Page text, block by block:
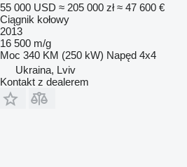
55 000 USD ≈ 205 000 zł ≈ 47 600 €
Ciągnik kołowy
2013
16 500 m/g
Moc 340 KM (250 kW) Napęd 4x4
Ukraina, Lviv
Kontakt z dealerem